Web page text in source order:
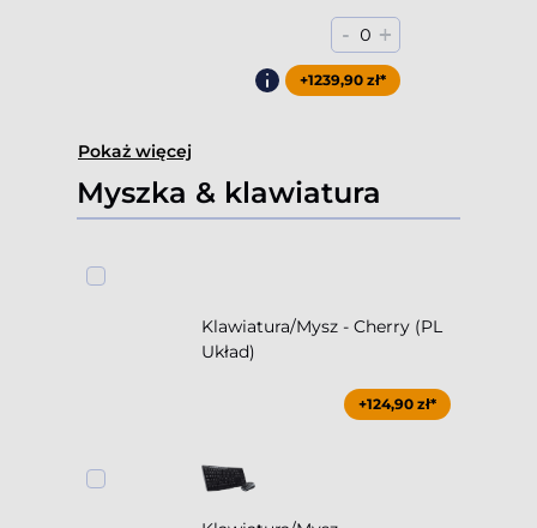
- 0 +
+1239,90 zł*
Pokaż więcej
Myszka & klawiatura
Klawiatura/Mysz - Cherry (PL
Układ)
+124,90 zł*